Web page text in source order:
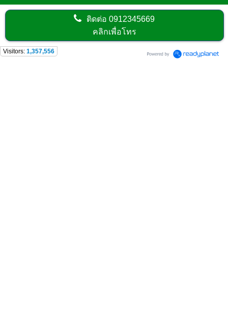
ติดต่อ0912345669
คลิกเพื่อโทร
Visitors: 1,357,556